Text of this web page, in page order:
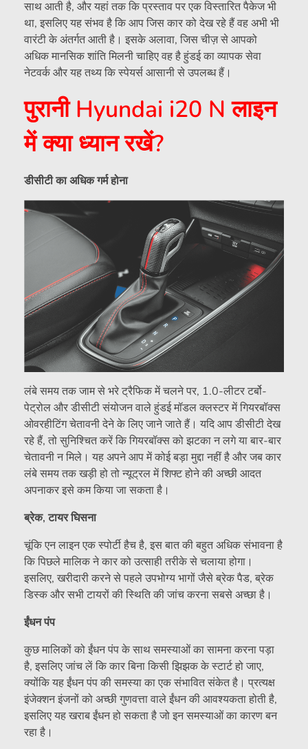
साथ आती है, और यहां तक ​​कि प्रस्ताव पर एक विस्तारित पैकेज भी
था, इसलिए यह संभव है कि आप जिस कार को देख रहे हैं वह अभी भी
वारंटी के अंतर्गत आती है। इसके अलावा, जिस चीज़ से आपको
अधिक मानसिक शांति मिलनी चाहिए वह है हुंडई का व्यापक सेवा
नेटवर्क और यह तथ्य कि स्पेयर्स आसानी से उपलब्ध हैं।
पुरानी Hyundai i20 N लाइन
में क्या ध्यान रखें?
डीसीटी का अधिक गर्म होना
लंबे समय तक जाम से भरे ट्रैफिक में चलने पर, 1.0-लीटर टर्बो-
पेट्रोल और डीसीटी संयोजन वाले हुंडई मॉडल क्लस्टर में गियरबॉक्स
ओवरहीटिंग चेतावनी देने के लिए जाने जाते हैं। यदि आप डीसीटी देख
रहे हैं, तो सुनिश्चित करें कि गियरबॉक्स को झटका न लगे या बार-बार
चेतावनी न मिले। यह अपने आप में कोई बड़ा मुद्दा नहीं है और जब कार
लंबे समय तक खड़ी हो तो न्यूट्रल में शिफ्ट होने की अच्छी आदत
अपनाकर इसे कम किया जा सकता है।
ब्रेक, टायर घिसना
चूंकि एन लाइन एक स्पोर्टी हैच है, इस बात की बहुत अधिक संभावना है
कि पिछले मालिक ने कार को उत्साही तरीके से चलाया होगा।
इसलिए, खरीदारी करने से पहले उपभोग्य भागों जैसे ब्रेक पैड, ब्रेक
डिस्क और सभी टायरों की स्थिति की जांच करना सबसे अच्छा है।
ईंधन पंप
कुछ मालिकों को ईंधन पंप के साथ समस्याओं का सामना करना पड़ा
है, इसलिए जांच लें कि कार बिना किसी झिझक के स्टार्ट हो जाए,
क्योंकि यह ईंधन पंप की समस्या का एक संभावित संकेत है। प्रत्यक्ष
इंजेक्शन इंजनों को अच्छी गुणवत्ता वाले ईंधन की आवश्यकता होती है,
इसलिए यह खराब ईंधन हो सकता है जो इन समस्याओं का कारण बन
रहा है।